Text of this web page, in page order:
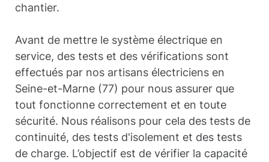
chantier.
Avant de mettre le système électrique en
service, des tests et des vérifications sont
effectués par nos artisans électriciens en
Seine-et-Marne (77) pour nous assurer que
tout fonctionne correctement et en toute
sécurité. Nous réalisons pour cela des tests de
continuité, des tests d'isolement et des tests
de charge. L’objectif est de vérifier la capacité